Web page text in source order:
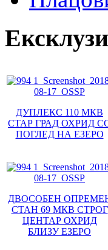
ДУПЛЕКС 110 МКВ
СТАР ГРАД ОХРИД
ПОГЛЕД НА ЕЗЕРО
ДВОСОБЕН
СТАН 69 МКВ СТРОГ
ЦЕНТАР ОХРИД
БЛИЗУ ЕЗЕРО